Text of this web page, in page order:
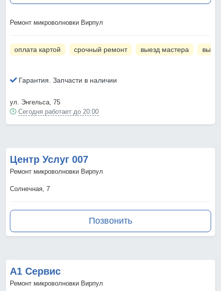
Ремонт микроволновки Вирпул
оплата картой срочный ремонт выезд мастера
Гарантия. Запчасти в наличии
ул. Энгельса, 75
Сегодня работает до 20:00
Центр Услуг 007
Ремонт микроволновки Вирпул
Солнечная, 7
Позвонить
А1 Сервис
Ремонт микроволновки Вирпул